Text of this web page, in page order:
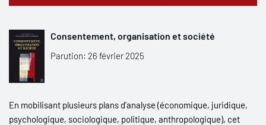
Consentement, organisation et société
Parution: 26 février 2025
En mobilisant plusieurs plans d’analyse (économique, juridique,
psychologique, sociologique, politique, anthropologique), cet